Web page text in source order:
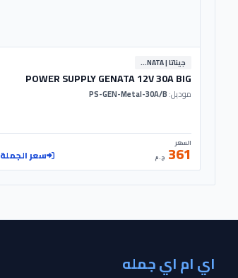
جيناتا | GENATA
POWER SUPPLY GENATA 12V 30A BIG
موديل:
السعر
361 ج.م سعر الجملة
اي ام اي جمله